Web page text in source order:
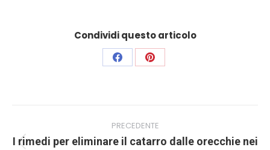
Condividi questo articolo
CondividiCondividi
i
PRECEDENTE
I rimedi per eliminare il catarro dalle orecchie nei